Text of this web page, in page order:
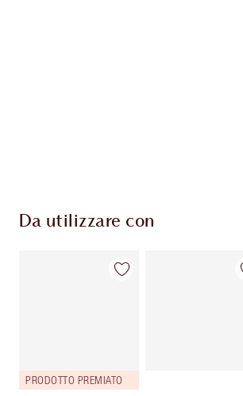
Da utilizzare con
PRODOTTO PREMIATO